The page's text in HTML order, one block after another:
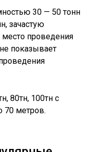
30 — 50 тонн
зачастую
проведения
показывает
80тн, 100тн с
70 метров.